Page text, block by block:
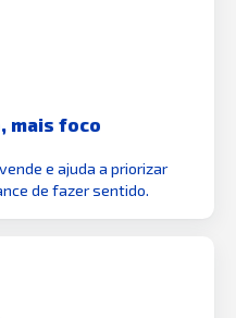
mais foco
e ajuda a priorizar
de fazer sentido.